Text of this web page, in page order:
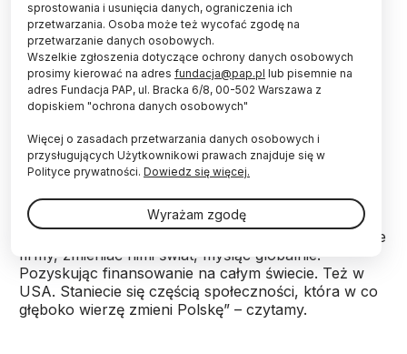
Pod auspicjami kanałów This Is It i This is World,
prowadzonych przez popularyzatora Macieja
Kaweckiego, ruszył w poniedziałek nowy program
mentoringowy dla młodych innowatorów i
pasjonatów technologii, Bison Fellowship.
Obejmuje on m.in. 10-dniową szkołę letnią w San
Jak poinformował Kawecki w portalu X, program
powstał, aby pomagać młodym ludziom myśleć
projektowo, wytyczać ścieżki i budować startupy.
„Pokażemy Wam, że można tworzyć w Polsce swoje
firmy, zmieniać nimi świat, myśląc globalnie.
Pozyskując finansowanie na całym świecie. Też w
USA. Staniecie się częścią społeczności, która w co
głęboko wierzę zmieni Polskę” – czytamy.
sprostowania i usunięcia danych, ograniczenia ich
przetwarzania. Osoba może też wycofać zgodę na
przetwarzanie danych osobowych.
Wszelkie zgłoszenia dotyczące ochrony danych osobowych
prosimy kierować na adres fundacja@pap.pl lub pisemnie na
adres Fundacja PAP, ul. Bracka 6/8, 00-502 Warszawa z
dopiskiem "ochrona danych osobowych"
Więcej o zasadach przetwarzania danych osobowych i
przysługujących Użytkownikowi prawach znajduje się w
Polityce prywatności. Dowiedz się więcej.
Wyrażam zgodę